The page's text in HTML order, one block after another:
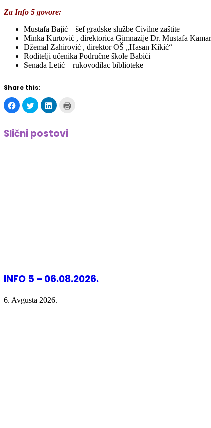
Za Info 5 govore:
Mustafa Bajić – šef gradske službe Civilne zaštite
Minka Kurtović , direktorica Gimnazije Dr. Mustafa
Džemal Zahirović , direktor OŠ „Hasan Kikić“
Roditelji učenika Područne škole Babići
Senada Letić – rukovodilac biblioteke
Share this:
Click
to
share
Facebook
(Opens
in
Click
to
share
(Opens
in
Click
to
LinkedIn
(Opens
in
Slični postovi
INFO 5 – 06.08.2026.
6. Avgusta 2026.